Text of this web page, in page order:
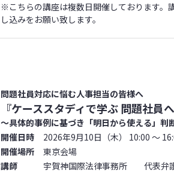
※こちらの講座は複数日開催しております。
し込みをお願い致します。
問題社員対応に悩む人事担当の皆様へ
『ケーススタディで学ぶ 問題社員
～具体的事例に基づき「明日から使える」判
開催日時
2026年9月10日（木） 10:00 ～
開催場所
東京会場
講師
宇賀神国際法律事務所 代表弁